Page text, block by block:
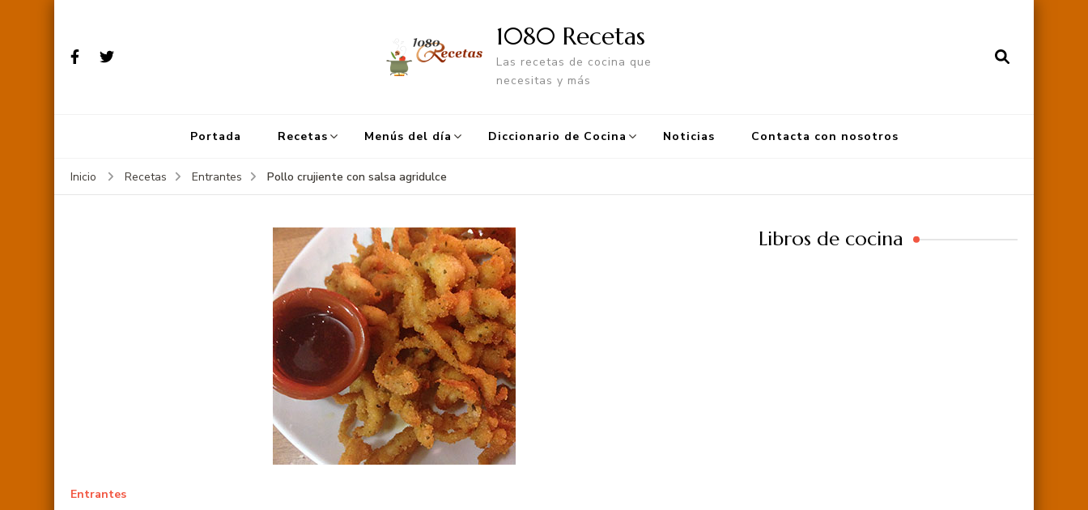
1080 Recetas
Las recetas de cocina que
necesitas y más
Portada Recetas Menús del día Diccionario de Cocina Noticias Contacta con nosotros
Inicio Recetas Entrantes Pollo crujiente con salsa agridulce
Entrantes
Libros de cocina